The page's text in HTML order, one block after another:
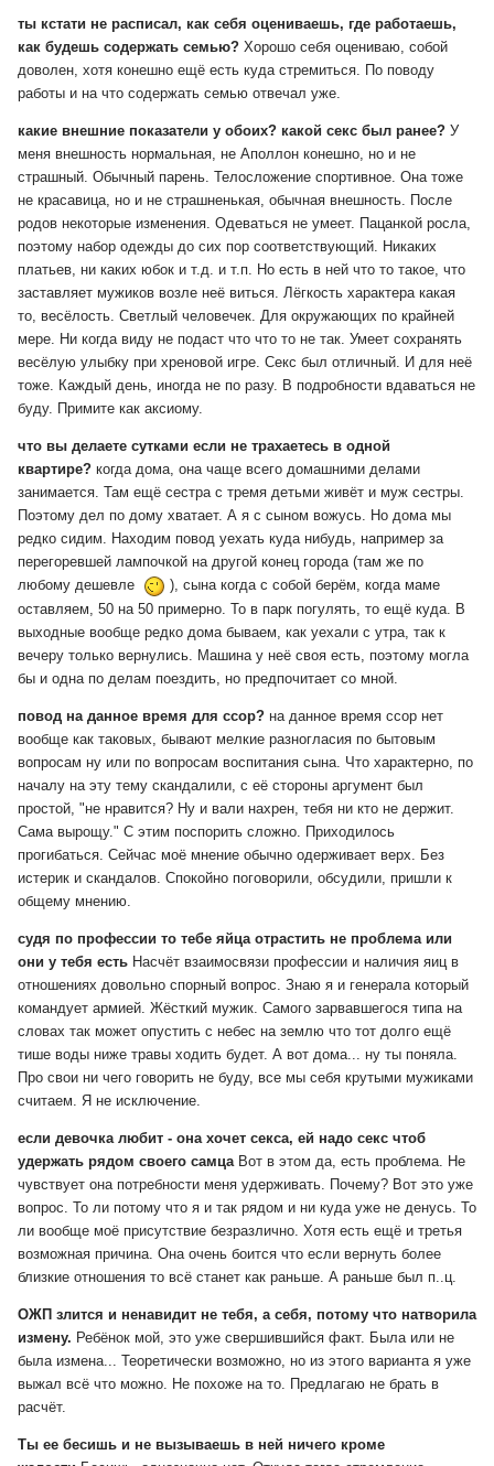
ты кстати не расписал, как себя оцениваешь, где работаешь,
как будешь содержать семью? Хорошо себя оцениваю, собой
доволен, хотя конешно ещё есть куда стремиться. По поводу
работы и на что содержать семью отвечал уже.
какие внешние показатели у обоих? какой секс был ранее? У
меня внешность нормальная, не Аполлон конешно, но и не
страшный. Обычный парень. Телосложение спортивное. Она тоже
не красавица, но и не страшненькая, обычная внешность. После
родов некоторые изменения. Одеваться не умеет. Пацанкой росла,
поэтому набор одежды до сих пор соответствующий. Никаких
платьев, ни каких юбок и т.д. и т.п. Но есть в ней что то такое, что
заставляет мужиков возле неё виться. Лёгкость характера какая
то, весёлость. Светлый человечек. Для окружающих по крайней
мере. Ни когда виду не подаст что что то не так. Умеет сохранять
весёлую улыбку при хреновой игре. Секс был отличный. И для неё
тоже. Каждый день, иногда не по разу. В подробности вдаваться не
буду. Примите как аксиому.
что вы делаете сутками если не трахаетесь в одной
квартире? когда дома, она чаще всего домашними делами
занимается. Там ещё сестра с тремя детьми живёт и муж сестры.
Поэтому дел по дому хватает. А я с сыном вожусь. Но дома мы
редко сидим. Находим повод уехать куда нибудь, например за
перегоревшей лампочкой на другой конец города (там же по
любому дешевле
), сына когда с собой берём, когда маме
оставляем, 50 на 50 примерно. То в парк погулять, то ещё куда. В
выходные вообще редко дома бываем, как уехали с утра, так к
вечеру только вернулись. Машина у неё своя есть, поэтому могла
бы и одна по делам поездить, но предпочитает со мной.
повод на данное время для ссор? на данное время ссор нет
вообще как таковых, бывают мелкие разногласия по бытовым
вопросам ну или по вопросам воспитания сына. Что характерно, по
началу на эту тему скандалили, с её стороны аргумент был
простой, "не нравится? Ну и вали нахрен, тебя ни кто не держит.
Сама вырощу." С этим поспорить сложно. Приходилось
прогибаться. Сейчас моё мнение обычно одерживает верх. Без
истерик и скандалов. Спокойно поговорили, обсудили, пришли к
общему мнению.
судя по профессии то тебе яйца отрастить не проблема или
они у тебя есть Насчёт взаимосвязи профессии и наличия яиц в
отношениях довольно спорный вопрос. Знаю я и генерала который
командует армией. Жёсткий мужик. Самого зарвавшегося типа на
словах так может опустить с небес на землю что тот долго ещё
тише воды ниже травы ходить будет. А вот дома... ну ты поняла.
Про свои ни чего говорить не буду, все мы себя крутыми мужиками
считаем. Я не исключение.
если девочка любит - она хочет секса, ей надо секс чтоб
удержать рядом своего самца Вот в этом да, есть проблема. Не
чувствует она потребности меня удерживать. Почему? Вот это уже
вопрос. То ли потому что я и так рядом и ни куда уже не денусь. То
ли вообще моё присутствие безразлично. Хотя есть ещё и третья
возможная причина. Она очень боится что если вернуть более
близкие отношения то всё станет как раньше. А раньше был п..ц.
ОЖП злится и ненавидит не тебя, а себя, потому что натворила
измену. Ребёнок мой, это уже свершившийся факт. Была или не
была измена... Теоретически возможно, но из этого варианта я уже
выжал всё что можно. Не похоже на то. Предлагаю не брать в
расчёт.
Ты ее бесишь и не вызываешь в ней ничего кроме